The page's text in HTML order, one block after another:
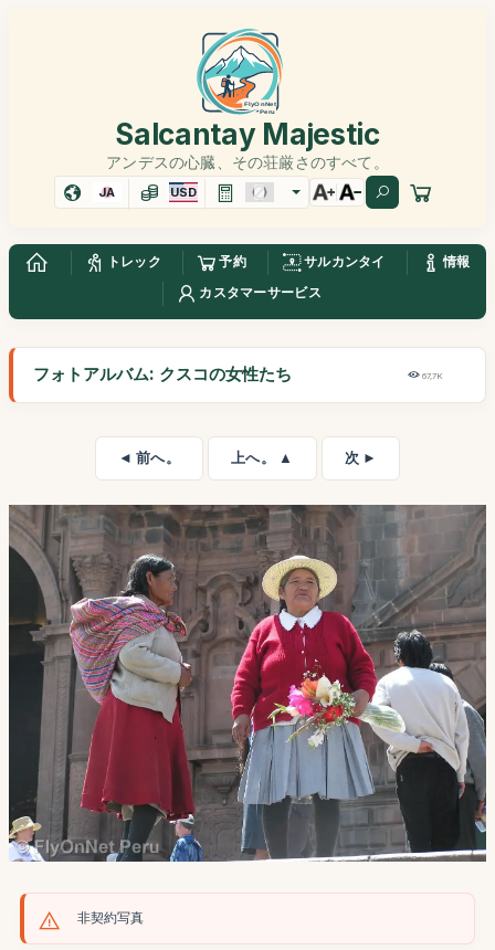
Salcantay Majestic
アンデスの心臓、その荘厳さのすべて。
JA USD
トレック 予約 サルカンタイ
情報
カスタマーサービス
フォトアルバム: クスコの女性たち 67,7K
◄ 前へ。 上へ。 ▲ 次 ►
非契約写真